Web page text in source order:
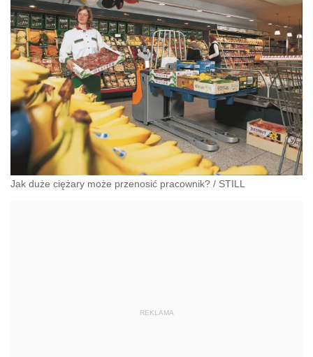
Jak duże ciężary może przenosić pracownik? / STILL